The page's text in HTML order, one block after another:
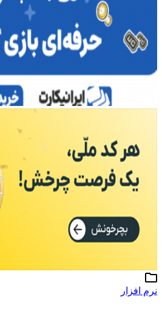
نرم افزار